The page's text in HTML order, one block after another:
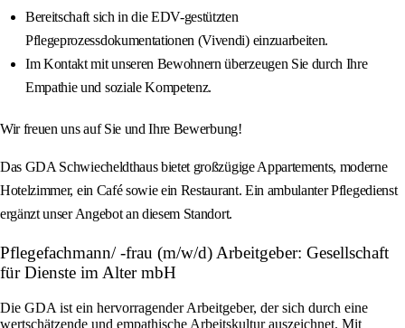
Bereitschaft sich in die EDV-gestützten
Pflegeprozessdokumentationen (Vivendi) einzuarbeiten.
Im Kontakt mit unseren Bewohnern überzeugen Sie durch Ihre
Empathie und soziale Kompetenz.
Wir freuen uns auf Sie und Ihre Bewerbung!
Das GDA Schwiecheldthaus bietet großzügige Appartements, moderne
Hotelzimmer, ein Café sowie ein Restaurant. Ein ambulanter Pflegedienst
ergänzt unser Angebot an diesem Standort.
Pflegefachmann/ -frau (m/w/d) Arbeitgeber: Gesellschaft
für Dienste im Alter mbH
Die GDA ist ein hervorragender Arbeitgeber, der sich durch eine
wertschätzende und empathische Arbeitskultur auszeichnet. Mit